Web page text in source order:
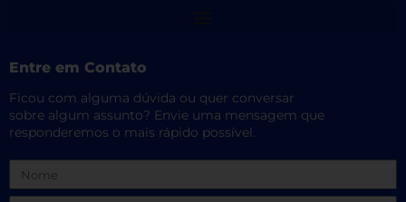
p
a
m
Entre em Contato
Ficou com alguma dúvida ou quer conversar
sobre algum assunto? Envie uma mensagem que
responderemos o mais rápido possível.